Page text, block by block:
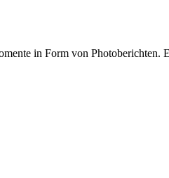
in Form von